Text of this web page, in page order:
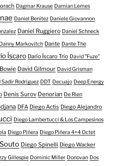
Dagmar Krause Damian Lemes
Daniel Benitez Daniele Giovannon
Daniel Ruggiero Daniel Schneck
Danny Markovitch Dante Dante The
Íscaro Darío Íscaro Trío David "Fuze"
David Gilmour David Grisman
Sadir Rodriguez DDT Decuajo Deep Energy
Denis Surov Denorian De Rien
DFA Diego Actis Diego Alejandro
Diego Lambertucci & Los Campesinos
Diego Piñera Diego Piñera 4+4 Octet
Diego Spinelli Diego Wacker
Gillespie Dominic Miller Donovan Dos